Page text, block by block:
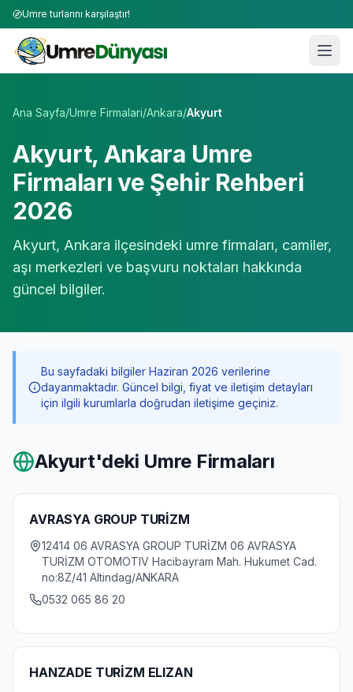
Umre turlarını karşılaştır!
Ana Sayfa/Umre Firmalari/Ankara/Akyurt
Akyurt, Ankara Umre
Firmaları ve Şehir Rehberi
2026
Akyurt, Ankara ilçesindeki umre firmaları, camiler,
aşı merkezleri ve başvuru noktaları hakkında
güncel bilgiler.
Bu sayfadaki bilgiler Haziran 2026 verilerine
dayanmaktadır. Güncel bilgi, fiyat ve iletişim detayları
için ilgili kurumlarla doğrudan iletişime geçiniz.
Akyurt'deki Umre Firmaları
AVRASYA GROUP TURİZM
12414 06 AVRASYA GROUP TURİZM 06 AVRASYA
TURİZM OTOMOTIV Hacibayram Mah. Hukumet Cad.
no:8Z/41 Altindag/ANKARA
0532 065 86 20
HANZADE TURİZM ELIZAN